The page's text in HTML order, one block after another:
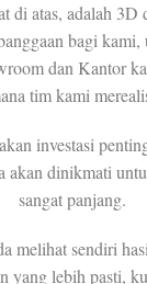
di atas, adalah 3D
bagi
dan Kantor
tim kami
investasi
akan dinikmati
sangat panjang.
melihat sendiri
yang lebih pasti,